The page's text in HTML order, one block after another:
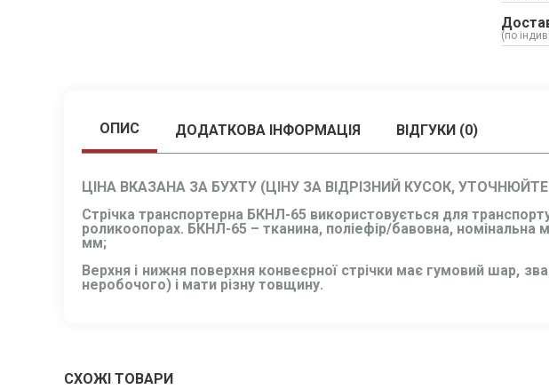
(по
ОПИС ДОДАТКОВА ІНФОРМАЦІЯ ВІДГУКИ (0)
ЦІНА ВКАЗАНА ЗА БУХТУ (ЦІНУ ЗА ВІДРІЗНИЙ КУСОК,
Стрічка транспортерна БКНЛ-65 використовується для
роликоопорах. БКНЛ-65 – тканина, поліефір/бавовна, номінальна
мм;
Верхня і нижня поверхня конвеєрної стрічки має гумовий шар,
неробочого) і мати різну товщину.
СХОЖІ ТОВАРИ